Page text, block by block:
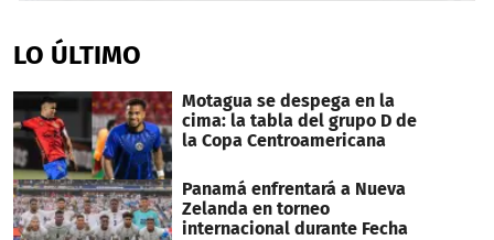
of
48
LO ÚLTIMO
Motagua se despega en la
cima: la tabla del grupo D de
la Copa Centroamericana
Panamá enfrentará a Nueva
Zelanda en torneo
internacional durante Fecha